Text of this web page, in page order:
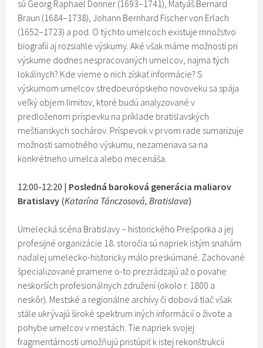
sú Georg Raphael Donner (1693–1741), Matyáš Bernard
Braun (1684–1738), Johann Bernhard Fischer von Erlach
(1652–1723) a pod. O týchto umelcoch existuje množstvo
biografií aj rozsiahle výskumy. Aké však máme možnosti pri
výskume dodnes nespracovaných umelcov, najmä tých
lokálnych? Kde vieme o nich získať informácie? S
výskumom umelcov stredoeurópskeho novoveku sa spája
veľký objem limitov, ktoré budú analyzované v
predloženom príspevku na príklade bratislavských
meštianskych sochárov. Príspevok v prvom rade sumarizuje
možnosti samotného výskumu, nezameriava sa na
konkrétneho umelca alebo mecenáša.
12:00-12:20 | Posledná baroková generácia maliarov
Bratislavy (Katarína Tánczosová, Bratislava)
Umelecká scéna Bratislavy – historického Prešporka a jej
profesijné organizácie 18. storočia sú napriek istým snahám
naďalej umelecko-historicky málo preskúmané. Zachované
špecializované pramene o-to prezrádzajú až o povahe
neskorších profesionálnych združení (okolo r. 1800 a
neskôr). Mestské a regionálne archívy či dobová tlač však
stále ukrývajú široké spektrum iných informácií o živote a
pohybe umelcov v mestách. Tie napriek svojej
fragmentárnosti umožňujú pristúpiť k istej rekonštrukcii